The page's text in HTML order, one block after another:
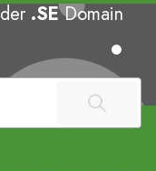
.SEDomain